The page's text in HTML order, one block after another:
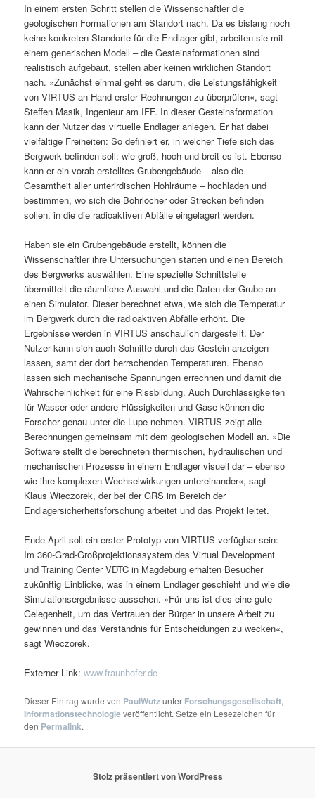
In einem ersten Schritt stellen die Wissenschaftler die
geologischen Formationen am Standort nach. Da es bislang noch
keine konkreten Standorte für die Endlager gibt, arbeiten sie mit
einem generischen Modell – die Gesteinsformationen sind
realistisch aufgebaut, stellen aber keinen wirklichen Standort
nach. »Zunächst einmal geht es darum, die Leistungsfähigkeit
von VIRTUS an Hand erster Rechnungen zu überprüfen«, sagt
Steffen Masik, Ingenieur am IFF. In dieser Gesteinsformation
kann der Nutzer das virtuelle Endlager anlegen. Er hat dabei
vielfältige Freiheiten: So definiert er, in welcher Tiefe sich das
Bergwerk befinden soll: wie groß, hoch und breit es ist. Ebenso
kann er ein vorab erstelltes Grubengebäude – also die
Gesamtheit aller unterirdischen Hohlräume – hochladen und
bestimmen, wo sich die Bohrlöcher oder Strecken befinden
sollen, in die die radioaktiven Abfälle eingelagert werden.
Haben sie ein Grubengebäude erstellt, können die
Wissenschaftler ihre Untersuchungen starten und einen Bereich
des Bergwerks auswählen. Eine spezielle Schnittstelle
übermittelt die räumliche Auswahl und die Daten der Grube an
einen Simulator. Dieser berechnet etwa, wie sich die Temperatur
im Bergwerk durch die radioaktiven Abfälle erhöht. Die
Ergebnisse werden in VIRTUS anschaulich dargestellt. Der
Nutzer kann sich auch Schnitte durch das Gestein anzeigen
lassen, samt der dort herrschenden Temperaturen. Ebenso
lassen sich mechanische Spannungen errechnen und damit die
Wahrscheinlichkeit für eine Rissbildung. Auch Durchlässigkeiten
für Wasser oder andere Flüssigkeiten und Gase können die
Forscher genau unter die Lupe nehmen. VIRTUS zeigt alle
Berechnungen gemeinsam mit dem geologischen Modell an. »Die
Software stellt die berechneten thermischen, hydraulischen und
mechanischen Prozesse in einem Endlager visuell dar – ebenso
wie ihre komplexen Wechselwirkungen untereinander«, sagt
Klaus Wieczorek, der bei der GRS im Bereich der
Endlagersicherheitsforschung arbeitet und das Projekt leitet.
Ende April soll ein erster Prototyp von VIRTUS verfügbar sein:
Im 360-Grad-Großprojektionssystem des Virtual Development
und Training Center VDTC in Magdeburg erhalten Besucher
zukünftig Einblicke, was in einem Endlager geschieht und wie die
Simulationsergebnisse aussehen. »Für uns ist dies eine gute
Gelegenheit, um das Vertrauen der Bürger in unsere Arbeit zu
gewinnen und das Verständnis für Entscheidungen zu wecken«,
sagt Wieczorek.
Externer Link:www.fraunhofer.de
Dieser Eintrag wurde von PaulWutzunter Forschungsgesellschaft,
Informationstechnologie veröffentlicht. Setze ein Lesezeichen für
den Permalink.
Stolz präsentiert von WordPress